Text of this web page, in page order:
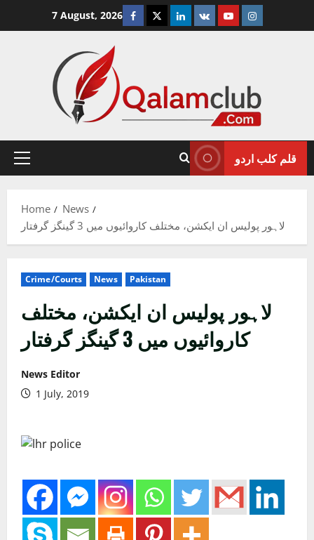
7 August, 2026 Facebook
TwitterLinkedin
VK YoutubeInstagram
Primary
قلم کلب اردو
Home
News
لاہور پولیس ان ایکشن، مختلف کاروائیوں میں 3 گینگز گرفتار
Crime/Courts News Pakistan
لاہور پولیس ان ایکشن، مختلف
کاروائیوں میں 3 گینگز گرفتار
News Editor
1 July, 2019